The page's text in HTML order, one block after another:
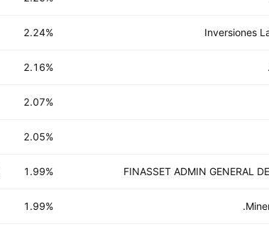
Inversiones
2.24%
2.16%
2.07%
2.05%
FINASSET ADMIN GENERAL
1.99%
1.99%